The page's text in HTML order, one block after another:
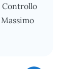
Controllo